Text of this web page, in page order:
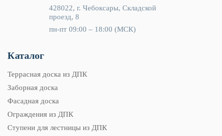
428022, г. Чебоксары, Складской
проезд, 8
пн-пт 09:00 – 18:00 (МСК)
Каталог
Террасная доска из ДПК
Заборная доска
Фасадная доска
Ограждения из ДПК
Ступени для лестницы из ДПК